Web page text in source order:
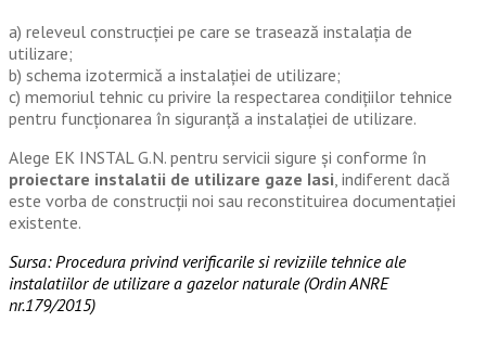
a) releveul construcției pe care se trasează instalația de
utilizare;
b) schema izotermică a instalației de utilizare;
c) memoriul tehnic cu privire la respectarea condițiilor tehnice
pentru funcționarea în siguranță a instalației de utilizare.
Alege EK INSTAL G.N. pentru servicii sigure și conforme în
proiectare instalatii de utilizare gaze Iasi, indiferent dacă
este vorba de construcții noi sau reconstituirea documentației
existente.
Sursa: Procedura privind verificarile si reviziile tehnice ale
instalatiilor de utilizare a gazelor naturale (Ordin ANRE
nr.179/2015)